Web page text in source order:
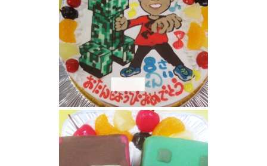
マインクラフト、似顔ケーキ